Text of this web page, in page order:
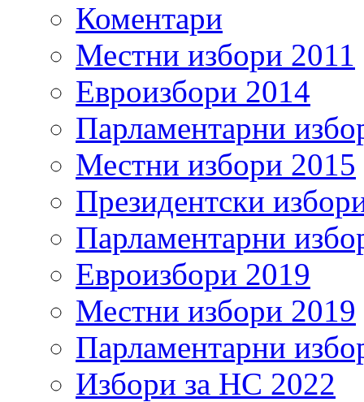
Коментари
Местни избори 2011
Евроизбори 2014
Парламентарни
Местни избори 2015
Президентски
Парламентарни
Евроизбори 2019
Местни избори 2019
Парламентарни
Избори за НС 2022